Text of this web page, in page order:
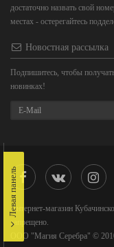
достаточно назвать свой
местах - остерегайтесь
Новостная рассылка
Подпишитесь, чтобы
новинках!
Интернет-магазин
запрещено.
ООО "Магия Серебра" ©
Левая панель